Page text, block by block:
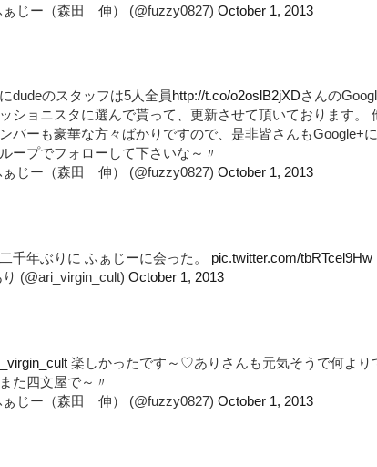
じー（森田 伸） (@fuzzy0827) October 1, 2013
dudeのスタッフは5人全員http://t.co/o2oslB2jXDさんの
ショニスタに選んで貰って、更新させて頂いております。
バーも豪華な方々ばかりですので、是非皆さんもGoogle+
ープでフォローして下さいな～〃
じー（森田 伸） (@fuzzy0827) October 1, 2013
千年ぶりに ふぁじーに会った。 pic.twitter.com/tbRTcel9Hw
(@ari_virgin_cult) October 1, 2013
楽しかったです～♡ありさんも元気そうで何より
た四文屋で～〃
じー（森田 伸） (@fuzzy0827) October 1, 2013